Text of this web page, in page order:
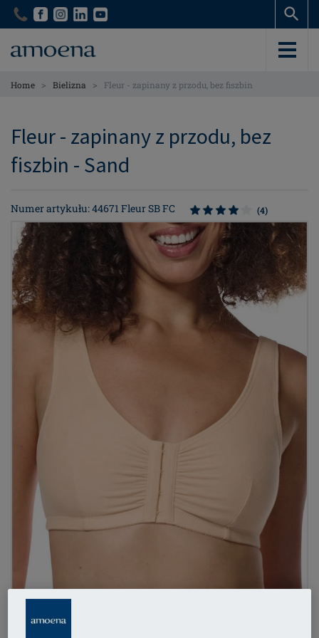
Skip
content
Skip
content
Home > Bielizna > Fleur - zapinany z przodu, bez fiszbin
Fleur - zapinany z przodu, bez
fiszbin - Sand
Numer artykułu: 44671 Fleur SB FC (4)